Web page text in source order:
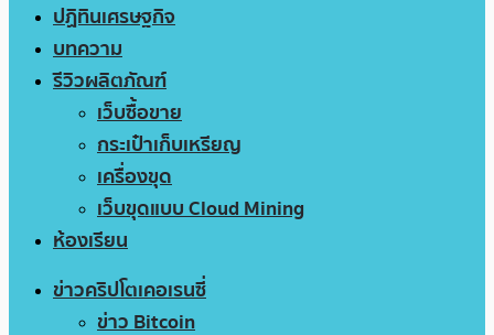
ปฏิทินเศรษฐกิจ
บทความ
รีวิวผลิตภัณฑ์
เว็บซื้อขาย
กระเป๋าเก็บเหรียญ
เครื่องขุด
เว็บขุดแบบ Cloud Mining
ห้องเรียน
ข่าวคริปโตเคอเรนซี่
ข่าว Bitcoin